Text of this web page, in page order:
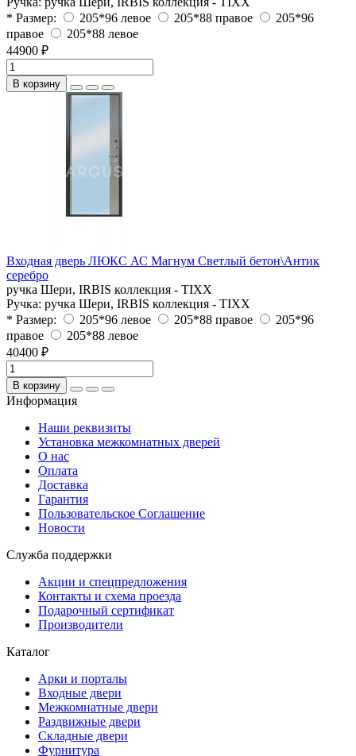
* Размер:
205*96 левое 205*88 правое
205*96
правое
205*88 левое
44900 ₽
В корзину
Входная дверь ЛЮКС АС Магнум Светлый бетон\Антик
серебро
ручка Шери, IRBIS коллекция - TIXX
Ручка: ручка Шери, IRBIS коллекция - TIXX
* Размер:
205*96 левое 205*88 правое
205*96
правое
205*88 левое
40400 ₽
В корзину
Информация
Наши реквизиты
Установка межкомнатных дверей
О нас
Оплата
Доставка
Гарантия
Пользовательское Соглашение
Новости
Служба поддержки
Акции и спецпредложения
Контакты и схема проезда
Подарочный сертификат
Производители
Каталог
Арки и порталы
Входные двери
Межкомнатные двери
Раздвижные двери
Складные двери
Фурнитура